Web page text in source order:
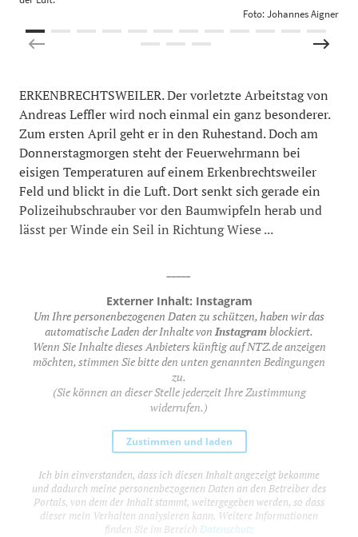
Foto: Johannes Aigner
ERKENBRECHTSWEILER. Der vorletzte Arbeitstag von
Andreas Leffler wird noch einmal ein ganz besonderer.
Zum ersten April geht er in den Ruhestand. Doch am
Donnerstagmorgen steht der Feuerwehrmann bei
eisigen Temperaturen auf einem Erkenbrechtsweiler
Feld und blickt in die Luft. Dort senkt sich gerade ein
Polizeihubschrauber vor den Baumwipfeln herab und
lässt per Winde ein Seil in Richtung Wiese ...
Externer Inhalt: Instagram
Um Ihre personenbezogenen Daten zu schützen, haben wir das
automatische Laden der Inhalte von Instagramblockiert.
Wenn Sie Inhalte dieses Anbieters künftig auf NTZ.de anzeigen
möchten, stimmen Sie bitte den unten genannten Bedingungen
zu.
(Sie können an dieser Stelle jederzeit Ihre Zustimmung
widerrufen.)
Zustimmen und laden
Ich bin einverstanden, dass ich diesen Inhalt angezeigt bekomme
und dadurch meine personenbezogenen Daten an den Betreiber des
Portals, von dem der Inhalt stammt, weitergegeben werden, so dass
dieser mein Verhalten analysieren kann. Weitere Informationen
finden Sie im Bereich Datenschutz